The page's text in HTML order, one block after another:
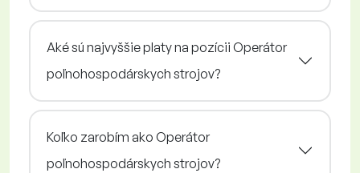
Aké sú najvyššie platy na pozícii Operátor
poľnohospodárskych strojov?
Koľko zarobím ako Operátor
poľnohospodárskych strojov?